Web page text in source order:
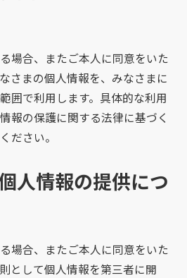
場合、またご本人に同意をいた
さまの個人情報を、みなさまに
囲で利用します。具体的な利用
報の保護に関する法律に基づく
ださい。
人情報の提供につ
場合、またご本人に同意をいた
として個人情報を第三者に開